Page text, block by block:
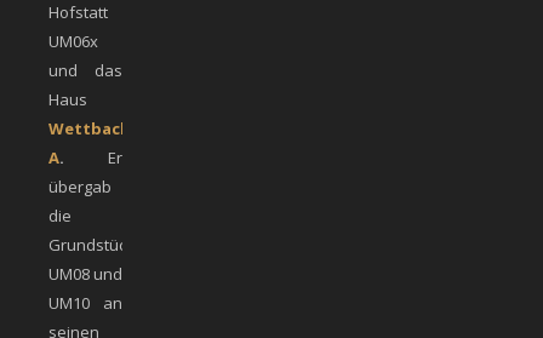
Hofstatt
UM06x
und das
Haus
Wettbach
A. Er
übergab
die
Grundstücke
UM08 und
UM10 an
seinen